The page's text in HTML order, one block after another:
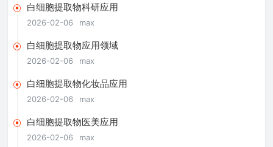
白细胞提取物科研应用
2026-02-06 max
白细胞提取物应用领域
2026-02-06 max
白细胞提取物化妆品应用
2026-02-06 max
白细胞提取物医美应用
2026-02-06 max